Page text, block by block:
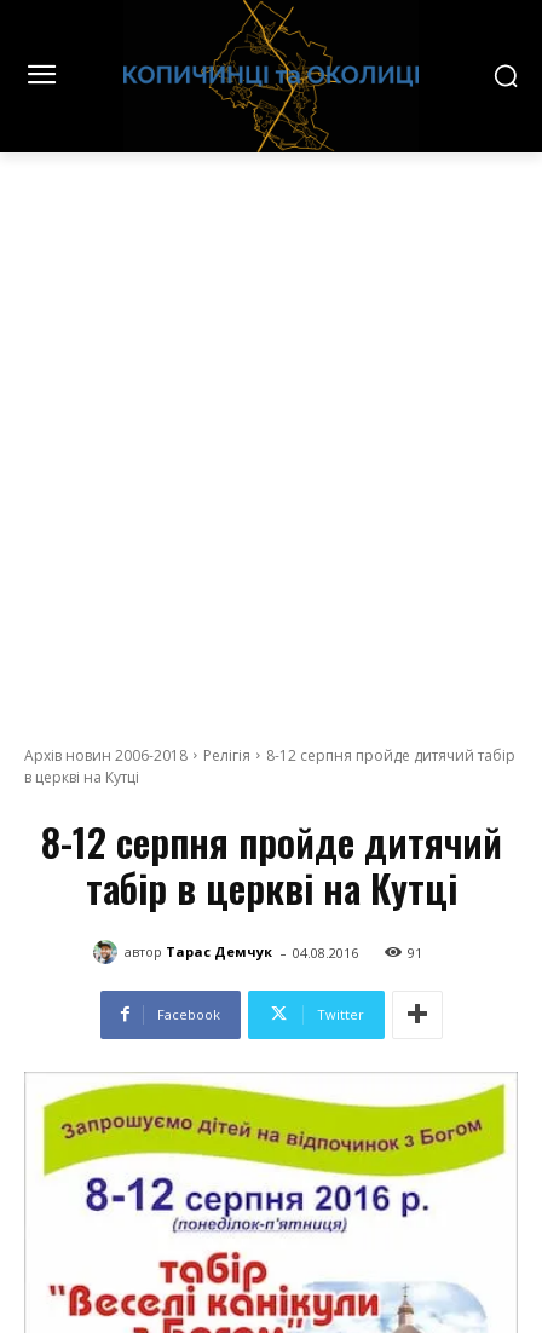
Архів новин 2006-2018 Релігія
8-12 серпня пройде дитячий табір
в церкві на Кутці
8-12 серпня пройде дитячий
табір в церкві на Кутці
автор Тарас Демчук - 04.08.2016 91
Facebook Twitter